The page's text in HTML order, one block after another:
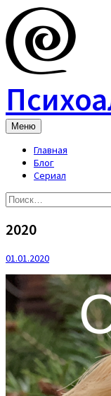
Skip
to
content
Меню
Главная
Блог
Сериал
Найти:
2020
01.01.2020